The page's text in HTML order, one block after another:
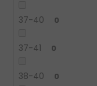
37-40 0
37-41 0
38-40 0